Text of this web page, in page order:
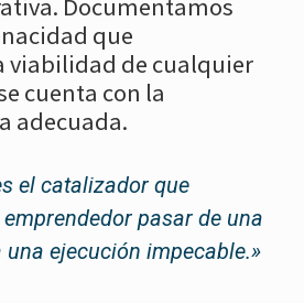
Documentamos
que
viabilidad de cualquier
cuenta con la
adecuada.
el catalizador que
pasar de una
una ejecución impecable.»